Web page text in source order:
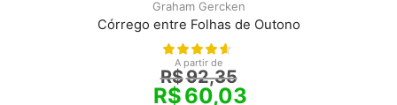
Graham Gercken
Córrego entre Folhas de Outono
A partir de
R$92,35
R$60,03